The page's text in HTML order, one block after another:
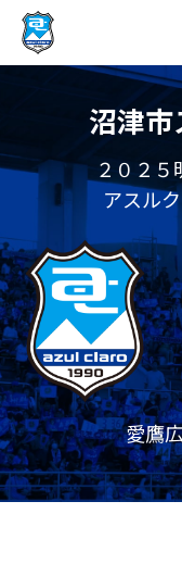
沼津
２０２
アスル
愛鷹